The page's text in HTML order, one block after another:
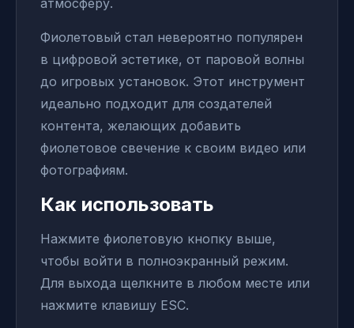
атмосферу.
Фиолетовый стал невероятно популярен
в цифровой эстетике, от паровой волны
до игровых установок. Этот инструмент
идеально подходит для создателей
контента, желающих добавить
фиолетовое свечение к своим видео или
фотографиям.
Как использовать
Нажмите фиолетовую кнопку выше,
чтобы войти в полноэкранный режим.
Для выхода щелкните в любом месте или
нажмите клавишу ESC.